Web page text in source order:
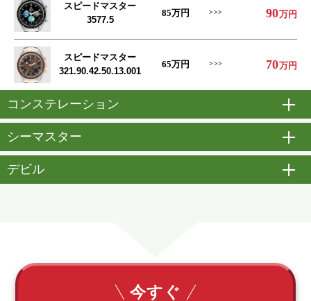
スピードマスター
3577.5
85万円 90万円
スピードマスター
321.90.42.50.13.001
65万円 70万円
コンステレーション
シーマスター
デビル
今すぐ